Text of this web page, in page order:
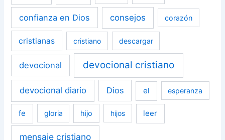
confianza en Dios consejos corazón
cristianas cristiano descargar
devocional devocional cristiano
devocional diario Dios el esperanza
fe gloria hijo hijos leer
mensaje cristiano